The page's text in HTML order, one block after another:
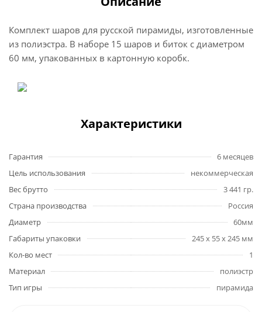
Комплект шаров для русской пирамиды, изготовленные
из полиэстра. В наборе 15 шаров и биток с диаметром
60 мм, упакованных в картонную коробк.
Характеристики
Гарантия
6 месяцев
Цель использования
некоммерческая
Вес брутто
3 441 гр.
Страна производства
Россия
Диаметр
60мм
Габариты упаковки
245 x 55 x 245 мм
Кол-во мест
1
Материал
полиэстр
Тип игры
пирамида